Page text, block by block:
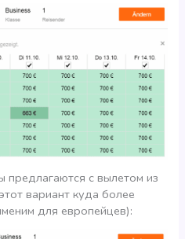
с вылетом из
вариант куда более
для европейцев):